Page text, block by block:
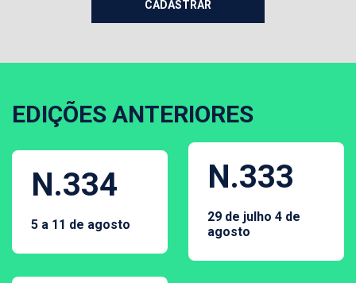
EDIÇÕES ANTERIORES
N.334
5 a 11 de agosto
N.333
29 de julho 4 de
agosto